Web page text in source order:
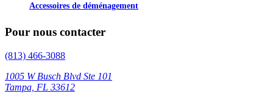
Accessoires de déménagement
Pour nous contacter
(813) 466-3088
1005 W Busch Blvd Ste 101
Tampa, FL 33612